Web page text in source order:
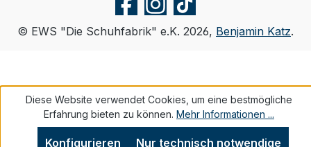
© EWS "Die Schuhfabrik" e.K. 2026, Benjamin Katz.
Diese Website verwendet Cookies, um eine bestmögliche
Erfahrung bieten zu können. Mehr Informationen ...
Nur technisch notwendige
Konfigurieren